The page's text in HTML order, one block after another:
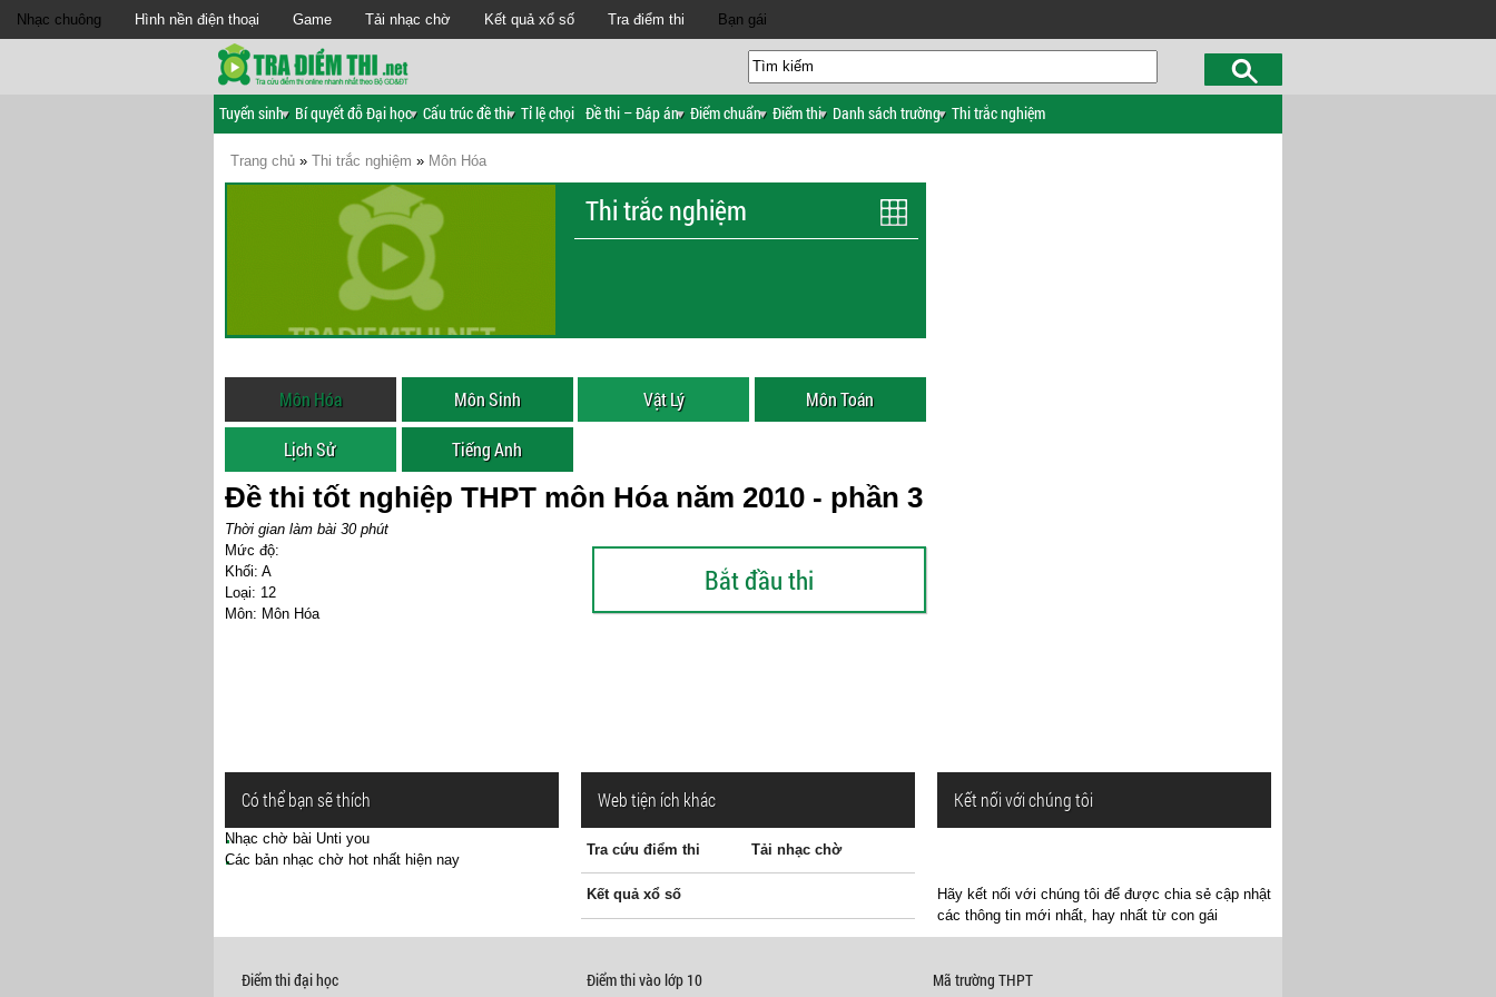
Nhạc chuông Hình nền điện thoại Game Tải nhạc chờ Kết quả xổ số Tra điểm thi Bạn gái
Tuyển sinh Bí quyết đỗ Đại học Cấu trúc đề thi Tỉ lệ chọi Đề thi – Đáp án Điểm chuẩn Điểm thi Danh sách trường Thi trắc nghiệm
Trang chủ » Thi trắc nghiệm » Môn Hóa
Thi trắc nghiệm
Môn Hóa Môn Sinh Vật Lý Môn Toán
Lịch Sử Tiếng Anh
Đề thi tốt nghiệp THPT môn Hóa năm 2010 - phần 3
Thời gian làm bài 30 phút
Mức độ:
Khối: A
Loại: 12
Môn: Môn Hóa
Có thể bạn sẽ thích
Nhạc chờ bài Unti you
Các bản nhạc chờ hot nhất hiện nay
Web tiện ích khác
Tra cứu điểm thi Tải nhạc chờ
Kết quả xổ số
Kết nối với chúng tôi
Hãy kết nối với chúng tôi để được chia sẻ cập nhật
các thông tin mới nhất, hay nhất từ con gái
Điểm thi đại học Điểm thi vào lớp 10 Mã trường THPT